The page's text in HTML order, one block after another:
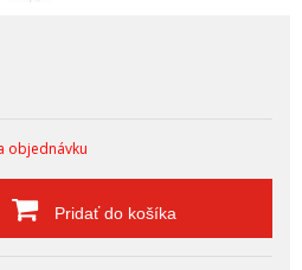
objednávku
Pridať do košíka